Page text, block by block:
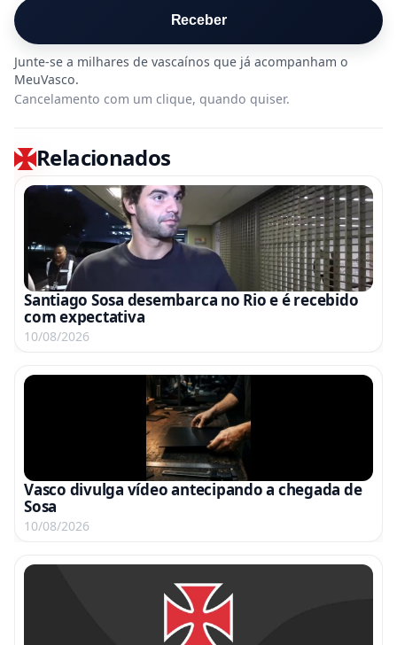
Receber
Cancelamento com um clique, quando quiser.
Relacionados
Santiago Sosa desembarca no Rio e é recebido
com expectativa
10/08/2026
Vasco divulga vídeo antecipando a chegada de
Sosa
10/08/2026